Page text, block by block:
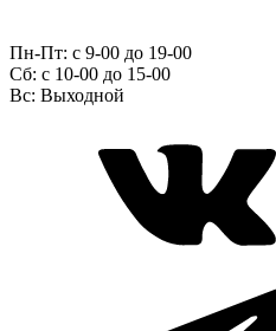
Пн-Пт: с 9-00 до 19-00
Сб: c 10-00 до 15-00
Вс: Выходной